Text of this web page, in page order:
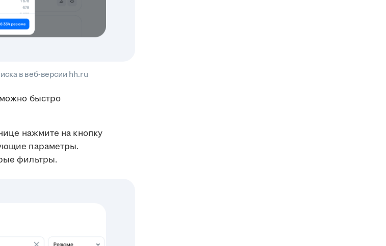
в веб-версии hh.ru
быстро
нажмите на кнопку
параметры.
фильтры.